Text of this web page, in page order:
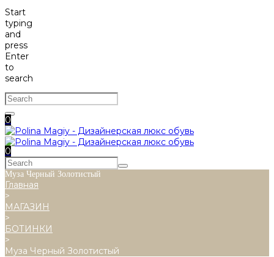
Start
typing
and
press
Enter
to
search
0
0
Муза Черный Золотистый
Главная
>
МАГАЗИН
>
БОТИНКИ
>
Муза Черный Золотистый